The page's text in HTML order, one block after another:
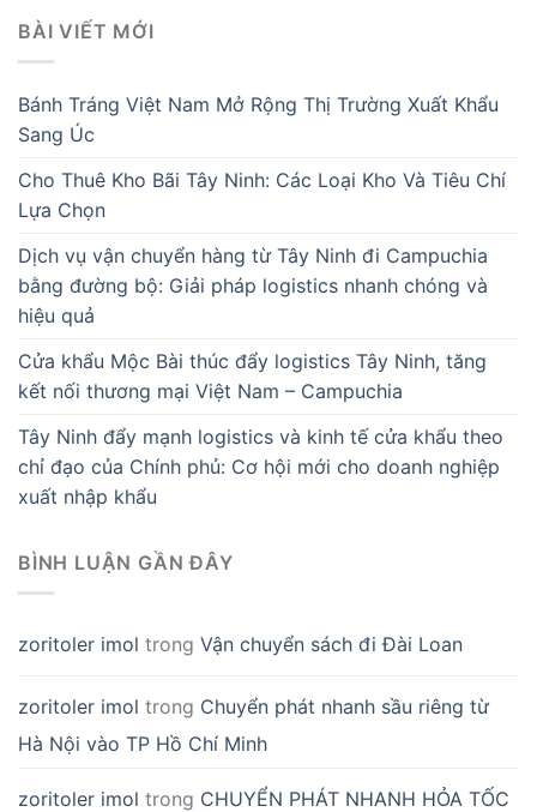
BÀI VIẾT MỚI
Bánh Tráng Việt Nam Mở Rộng Thị Trường Xuất Khẩu
Sang Úc
Cho Thuê Kho Bãi Tây Ninh: Các Loại Kho Và Tiêu Chí
Lựa Chọn
Dịch vụ vận chuyển hàng từ Tây Ninh đi Campuchia
bằng đường bộ: Giải pháp logistics nhanh chóng và
hiệu quả
Cửa khẩu Mộc Bài thúc đẩy logistics Tây Ninh, tăng
kết nối thương mại Việt Nam – Campuchia
Tây Ninh đẩy mạnh logistics và kinh tế cửa khẩu theo
chỉ đạo của Chính phủ: Cơ hội mới cho doanh nghiệp
xuất nhập khẩu
BÌNH LUẬN GẦN ĐÂY
zoritoler imol trong Vận chuyển sách đi Đài Loan
zoritoler imol trong Chuyển phát nhanh sầu riêng từ
Hà Nội vào TP Hồ Chí Minh
zoritoler imol trong CHUYỂN PHÁT NHANH HỎA TỐC